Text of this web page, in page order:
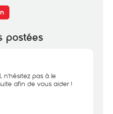
postées
n'hésitez pas à le
afin de vous aider !